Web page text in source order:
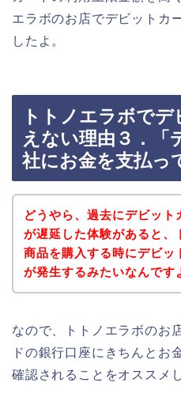
エラボのお店でデビットカ
したよ。
トトノエラボで
えない理由３．「
社にお金を支払っ
どうやら、過去にデビット
が遅延した体験があると、
商品を購入する時にデビッ
が発生するみたいなんです
なので、トトノエラボのお
ドの銀行口座にきちんとお
確認されることをオススメ